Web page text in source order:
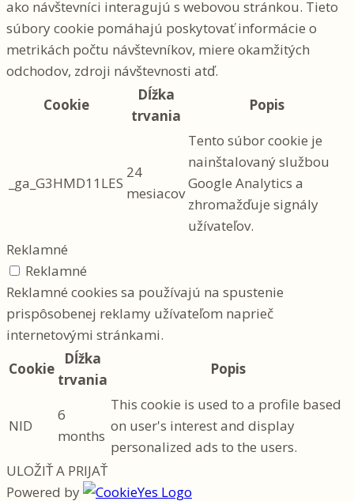
ako návštevníci interagujú s webovou stránkou. Tieto
súbory cookie pomáhajú poskytovať informácie o
metrikách počtu návštevníkov, miere okamžitých
odchodov, zdroji návštevnosti atď.
Cookie
Dĺžka
trvania
Popis
_ga_G3HMD11LES
24
mesiacov
Tento súbor cookie je
nainštalovaný službou
Google Analytics a
zhromažďuje signály
užívateľov.
Reklamné
Reklamné
Reklamné cookies sa používajú na spustenie
prispôsobenej reklamy užívateľom naprieč
internetovými stránkami.
Cookie
Dĺžka
trvania
Popis
NID
6
months
This cookie is used to a profile based
on user's interest and display
personalized ads to the users.
ULOŽIŤ A PRIJAŤ
Powered by